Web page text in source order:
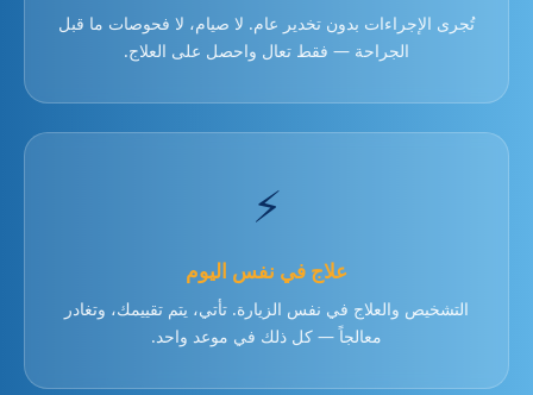
تُجرى الإجراءات بدون تخدير عام. لا صيام، لا فحوصات ما قبل
الجراحة — فقط تعال واحصل على العلاج.
⚡
علاج في نفس اليوم
التشخيص والعلاج في نفس الزيارة. تأتي، يتم تقييمك، وتغادر
معالجاً — كل ذلك في موعد واحد.